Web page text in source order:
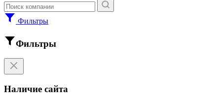
Фильтры
Фильтры
Наличие сайта